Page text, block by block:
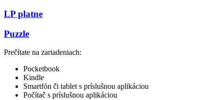
LP platne
Puzzle
Prečítate na zariadeniach:
Pocketbook
Kindle
Smartfón či tablet s príslušnou aplikáciou
Počítač s príslušnou aplikáciou